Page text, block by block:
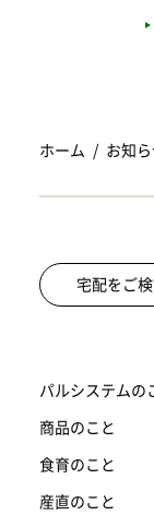
ホーム お知ら
宅配をご
パルシステムの
商品のこと
食育のこと
産直のこと